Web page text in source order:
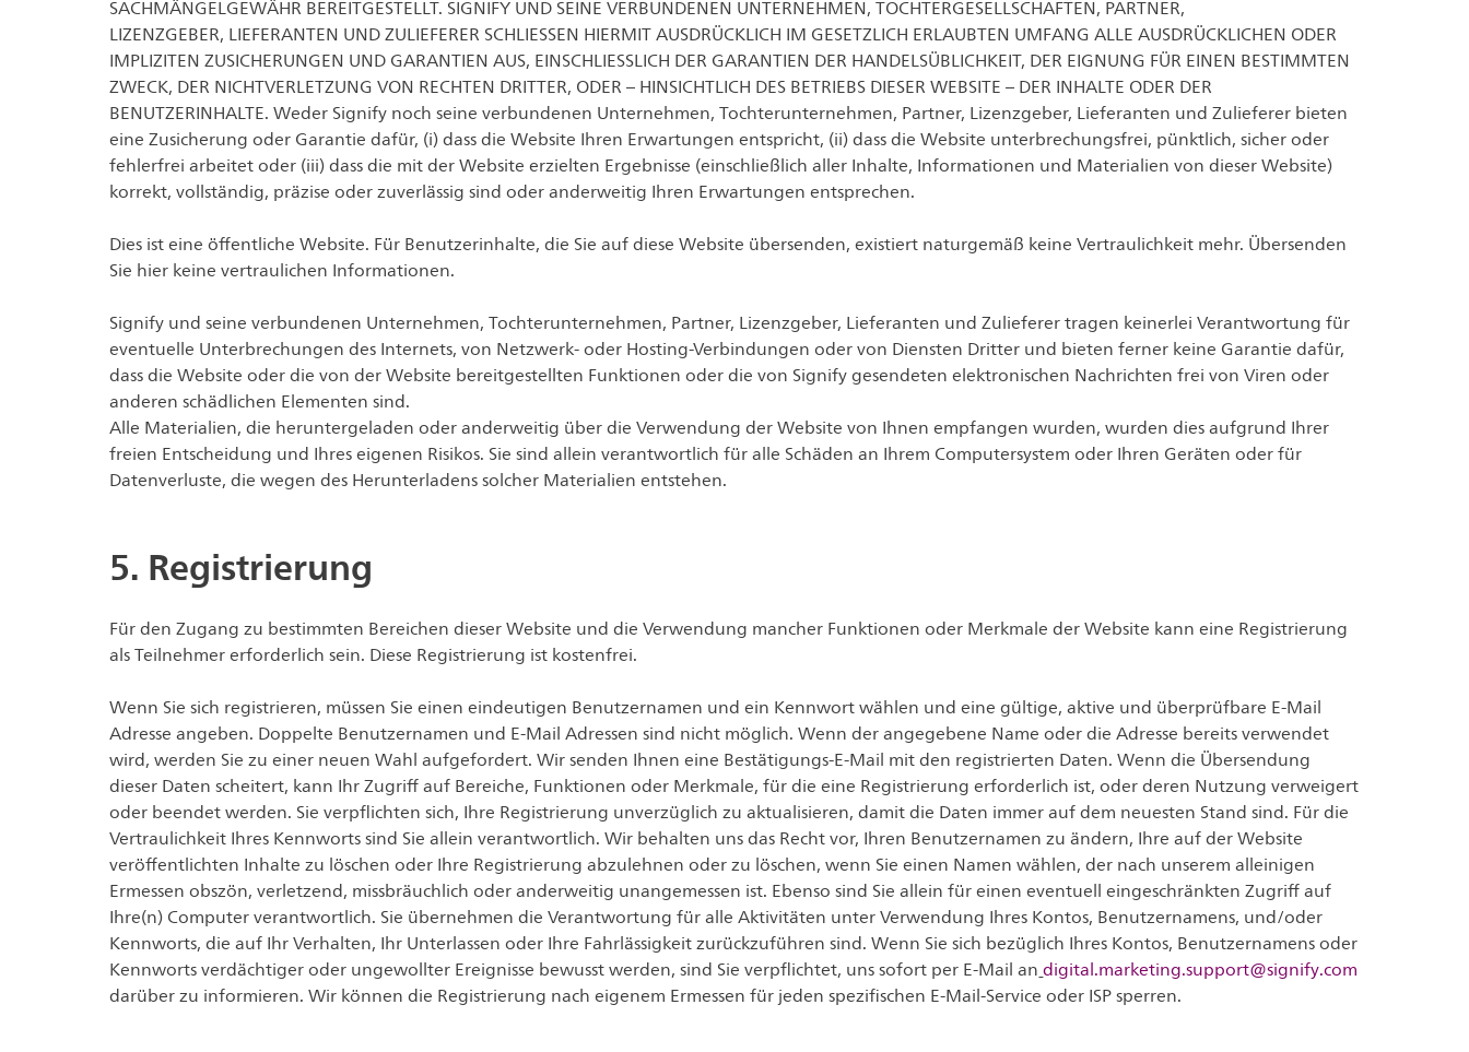
SACHMÄNGELGEWÄHR BEREITGESTELLT. SIGNIFY UND SEINE VERBUNDENEN UNTERNEHMEN, TOCHTERGESELLSCHAFTEN, PARTNER,
LIZENZGEBER, LIEFERANTEN UND ZULIEFERER SCHLIESSEN HIERMIT AUSDRÜCKLICH IM GESETZLICH ERLAUBTEN UMFANG ALLE AUSDRÜCKLICHEN ODER
IMPLIZITEN ZUSICHERUNGEN UND GARANTIEN AUS, EINSCHLIESSLICH DER GARANTIEN DER HANDELSÜBLICHKEIT, DER EIGNUNG FÜR EINEN BESTIMMTEN
ZWECK, DER NICHTVERLETZUNG VON RECHTEN DRITTER, ODER – HINSICHTLICH DES BETRIEBS DIESER WEBSITE – DER INHALTE ODER DER
BENUTZERINHALTE. Weder Signify noch seine verbundenen Unternehmen, Tochterunternehmen, Partner, Lizenzgeber, Lieferanten und Zulieferer bieten
eine Zusicherung oder Garantie dafür, (i) dass die Website Ihren Erwartungen entspricht, (ii) dass die Website unterbrechungsfrei, pünktlich, sicher oder
fehlerfrei arbeitet oder (iii) dass die mit der Website erzielten Ergebnisse (einschließlich aller Inhalte, Informationen und Materialien von dieser Website)
korrekt, vollständig, präzise oder zuverlässig sind oder anderweitig Ihren Erwartungen entsprechen.
Dies ist eine öffentliche Website. Für Benutzerinhalte, die Sie auf diese Website übersenden, existiert naturgemäß keine Vertraulichkeit mehr. Übersenden
Sie hier keine vertraulichen Informationen.
Signify und seine verbundenen Unternehmen, Tochterunternehmen, Partner, Lizenzgeber, Lieferanten und Zulieferer tragen keinerlei Verantwortung für
eventuelle Unterbrechungen des Internets, von Netzwerk- oder Hosting-Verbindungen oder von Diensten Dritter und bieten ferner keine Garantie dafür,
dass die Website oder die von der Website bereitgestellten Funktionen oder die von Signify gesendeten elektronischen Nachrichten frei von Viren oder
anderen schädlichen Elementen sind.
Alle Materialien, die heruntergeladen oder anderweitig über die Verwendung der Website von Ihnen empfangen wurden, wurden dies aufgrund Ihrer
freien Entscheidung und Ihres eigenen Risikos. Sie sind allein verantwortlich für alle Schäden an Ihrem Computersystem oder Ihren Geräten oder für
Datenverluste, die wegen des Herunterladens solcher Materialien entstehen.
5. Registrierung
Für den Zugang zu bestimmten Bereichen dieser Website und die Verwendung mancher Funktionen oder Merkmale der Website kann eine Registrierung
als Teilnehmer erforderlich sein. Diese Registrierung ist kostenfrei.
Wenn Sie sich registrieren, müssen Sie einen eindeutigen Benutzernamen und ein Kennwort wählen und eine gültige, aktive und überprüfbare E-Mail
Adresse angeben. Doppelte Benutzernamen und E-Mail Adressen sind nicht möglich. Wenn der angegebene Name oder die Adresse bereits verwendet
wird, werden Sie zu einer neuen Wahl aufgefordert. Wir senden Ihnen eine Bestätigungs-E-Mail mit den registrierten Daten. Wenn die Übersendung
dieser Daten scheitert, kann Ihr Zugriff auf Bereiche, Funktionen oder Merkmale, für die eine Registrierung erforderlich ist, oder deren Nutzung verweigert
oder beendet werden. Sie verpflichten sich, Ihre Registrierung unverzüglich zu aktualisieren, damit die Daten immer auf dem neuesten Stand sind. Für die
Vertraulichkeit Ihres Kennworts sind Sie allein verantwortlich. Wir behalten uns das Recht vor, Ihren Benutzernamen zu ändern, Ihre auf der Website
veröffentlichten Inhalte zu löschen oder Ihre Registrierung abzulehnen oder zu löschen, wenn Sie einen Namen wählen, der nach unserem alleinigen
Ermessen obszön, verletzend, missbräuchlich oder anderweitig unangemessen ist. Ebenso sind Sie allein für einen eventuell eingeschränkten Zugriff auf
Ihre(n) Computer verantwortlich. Sie übernehmen die Verantwortung für alle Aktivitäten unter Verwendung Ihres Kontos, Benutzernamens, und/oder
Kennworts, die auf Ihr Verhalten, Ihr Unterlassen oder Ihre Fahrlässigkeit zurückzuführen sind. Wenn Sie sich bezüglich Ihres Kontos, Benutzernamens oder
Kennworts verdächtiger oder ungewollter Ereignisse bewusst werden, sind Sie verpflichtet, uns sofort per E-Mail andigital.marketing.support@signify.com
darüber zu informieren. Wir können die Registrierung nach eigenem Ermessen für jeden spezifischen E-Mail-Service oder ISP sperren.